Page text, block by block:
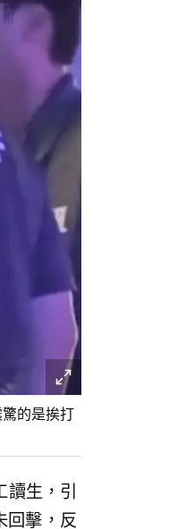
的是挨打
生，引
回擊，反